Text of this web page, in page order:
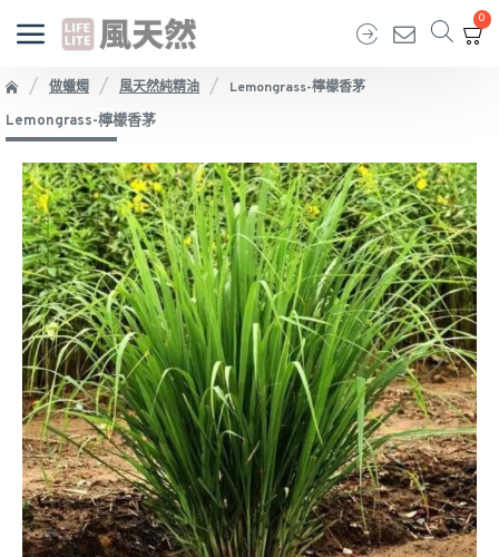
0
做蠟燭 風天然純精油
Lemongrass-檸檬香茅
Lemongrass-檸檬香茅